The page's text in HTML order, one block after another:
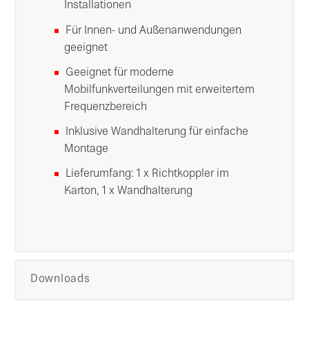
Installationen
Für Innen- und Außenanwendungen
geeignet
Geeignet für moderne
Mobilfunkverteilungen mit erweitertem
Frequenzbereich
Inklusive Wandhalterung für einfache
Montage
Lieferumfang: 1 x Richtkoppler im
Karton, 1 x Wandhalterung
Downloads